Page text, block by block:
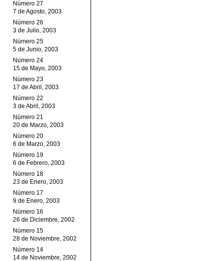
Número 27
7 de Agosto, 2003
Número 26
3 de Julio, 2003
Número 25
5 de Junio, 2003
Número 24
15 de Mayo, 2003
Número 23
17 de Abril, 2003
Número 22
3 de Abril, 2003
Número 21
20 de Marzo, 2003
Número 20
6 de Marzo, 2003
Número 19
6 de Febrero, 2003
Número 18
23 de Enero, 2003
Número 17
9 de Enero, 2003
Número 16
26 de Diciembre, 2002
Número 15
28 de Noviembre, 2002
Número 14
14 de Noviembre, 2002